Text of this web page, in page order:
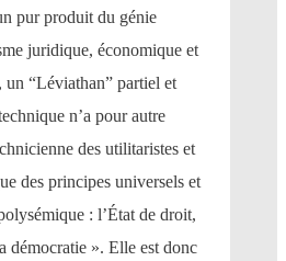
pur produit du génie
juridique, économique et
“Léviathan” partiel et
n’a pour autre
des utilitaristes et
des principes universels et
: l’État de droit,
démocratie ». Elle est donc